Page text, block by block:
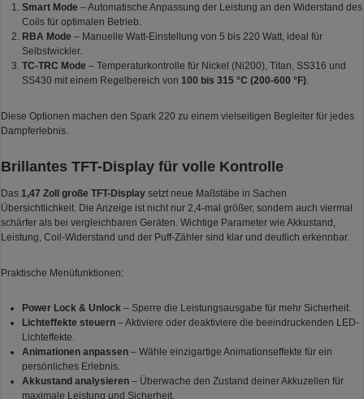
Smart Mode – Automatische Anpassung der Leistung an den Widerstand des
Coils für optimalen Betrieb.
RBA Mode – Manuelle Watt-Einstellung von 5 bis 220 Watt, ideal für
Selbstwickler.
TC-TRC Mode – Temperaturkontrolle für Nickel (Ni200), Titan, SS316 und
SS430 mit einem Regelbereich von 100 bis 315 °C (200-600 °F).
Diese Optionen machen den Spark 220 zu einem vielseitigen Begleiter für jedes
Dampferlebnis.
Brillantes TFT-Display für volle Kontrolle
Das 1,47 Zoll große TFT-Display setzt neue Maßstäbe in Sachen
Übersichtlichkeit. Die Anzeige ist nicht nur 2,4-mal größer, sondern auch viermal
schärfer als bei vergleichbaren Geräten. Wichtige Parameter wie Akkustand,
Leistung, Coil-Widerstand und der Puff-Zähler sind klar und deutlich erkennbar.
Praktische Menüfunktionen:
Power Lock & Unlock– Sperre die Leistungsausgabe für mehr Sicherheit.
Lichteffekte steuern– Aktiviere oder deaktiviere die beeindruckenden LED-
Lichteffekte.
Animationen anpassen– Wähle einzigartige Animationseffekte für ein
persönliches Erlebnis.
Akkustand analysieren– Überwache den Zustand deiner Akkuzellen für
maximale Leistung und Sicherheit.